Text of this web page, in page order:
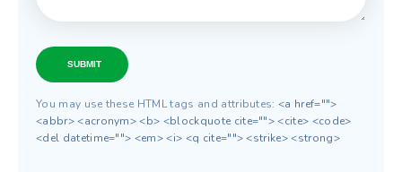
SUBMIT
You may use these HTML tags and attributes:<a href="">
<abbr> <acronym> <b> <blockquote cite=""> <cite> <code>
<del datetime=""> <em> <i> <q cite=""> <strike> <strong>